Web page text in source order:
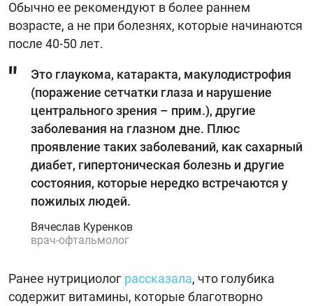
Обычно ее рекомендуют в более раннем
возрасте, а не при болезнях, которые начинаются
после 40-50 лет.
Это глаукома, катаракта, макулодистрофия
(поражение сетчатки глаза и нарушение
центрального зрения – прим.), другие
заболевания на глазном дне. Плюс
проявление таких заболеваний, как сахарный
диабет, гипертоническая болезнь и другие
состояния, которые нередко встречаются у
пожилых людей.
Вячеслав Куренков
врач-офтальмолог
Ранее нутрициолог рассказала, что голубика
содержит витамины, которые благотворно